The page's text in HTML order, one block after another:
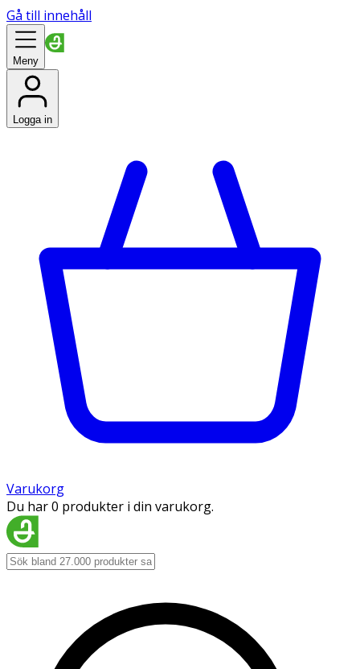
Gå till innehåll
Meny
Logga in
Varukorg
Du har 0 produkter i din varukorg.